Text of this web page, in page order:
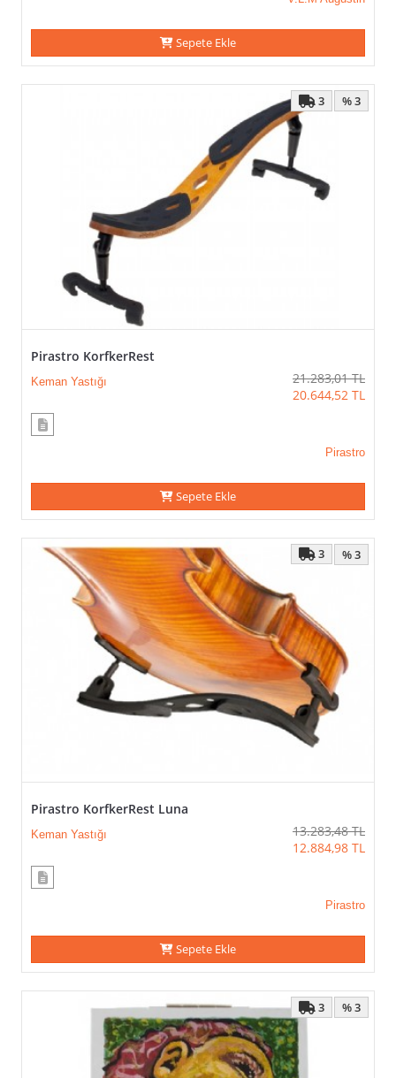
Sepete Ekle
% 3
3
Pirastro KorfkerRest
Keman Yastığı 21.283,01 TL
20.644,52 TL
Pirastro
Sepete Ekle
% 3
3
Pirastro KorfkerRest Luna
Keman Yastığı 13.283,48 TL
12.884,98 TL
Pirastro
Sepete Ekle
% 3
3